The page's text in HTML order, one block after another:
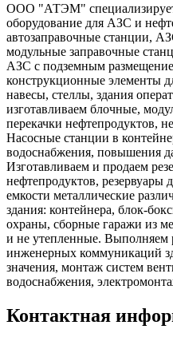
ООО "АТЭМ"
оборудование для АЗС и
автозаправочные станции,
модульные заправочные
АЗС с подземным
конструкционные элементы
навесы, стеллы, здания
изготавливаем блочные,
перекачки нефтепродуктов,
Насосные станции в
водоснабжения, повышения
Изготавливаем и продаем
нефтепродуктов, резервуары
емкости металлические
здания: контейнера, блок-
охраны, сборные гаражи из
и не утепленные. Выполняем
инженерных коммуникаций
значения, монтаж систем
водоснабжения,
Контактная